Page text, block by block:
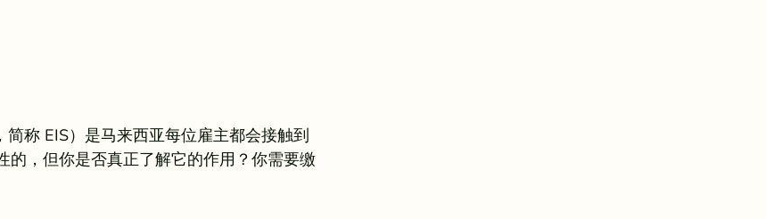
称 EIS）是马来西亚每位雇主都会接触到
的，但你是否真正了解它的作用？你需要缴